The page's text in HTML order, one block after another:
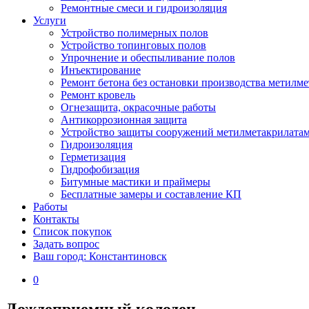
Ремонтные смеси и гидроизоляция
Услуги
Устройство полимерных полов
Устройство топинговых полов
Упрочнение и обеспыливание полов
Инъектирование
Ремонт бетона без остановки производства
Ремонт кровель
Огнезащита, окрасочные работы
Антикоррозионная защита
Устройство защиты сооружений
Гидроизоляция
Герметизация
Гидрофобизация
Битумные мастики и праймеры
Бесплатные замеры и составление КП
Работы
Контакты
Список покупок
Задать вопрос
Ваш город: Константиновск
0